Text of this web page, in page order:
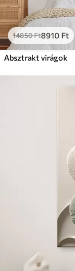
14850Ft8910 Ft
Absztrakt virágok